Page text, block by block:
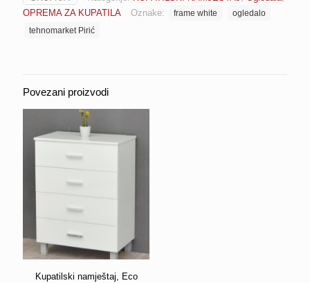
LED
rasvjetom
količina
OPREMA ZA KUPATILA
Oznake: frame white
ogledalo
tehnomarket Pirić
Povezani proizvodi
Kupatilski namještaj, Eco